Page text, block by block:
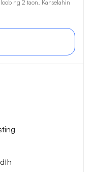
ng 2 taon. Kanselahin